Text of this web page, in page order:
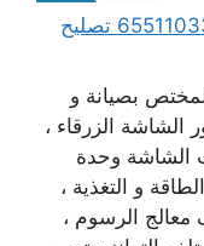
مهندس كمبيوتر العارضية الصناعية 65511033 تصليح
بصيانة و
الزرقاء ،
الشاشة وحدة
و التغذية ،
معالج الرسوم ،